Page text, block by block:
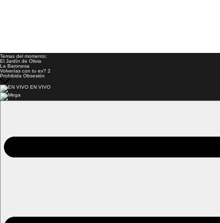
Temas del momento:
El Jardín de Olivia
La Baronesa
Volverías con tu ex? 2
Prohibida Obsesión
EN VIVO